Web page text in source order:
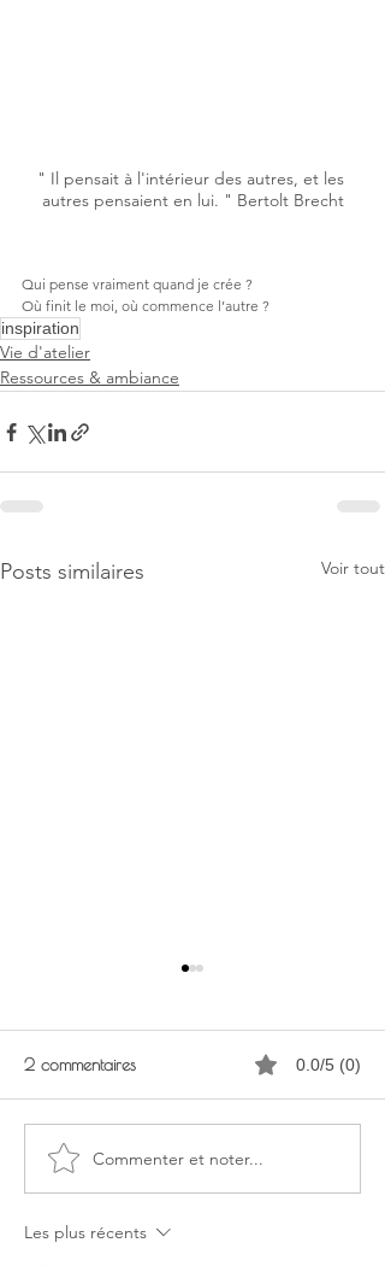
" Il pensait à l'intérieur des autres, et les
autres pensaient en lui. " Bertolt Brecht
Qui pense vraiment quand je crée ?
Où finit le moi, où commence l’autre ?
inspiration
Vie d'atelier
Ressources & ambiance
Posts similaires Voir tout
Les Plages du débarquement
sont inscrites au Patrimoine
2 commentaires 0.0/5 (0)
Commenter et noter...
Les plus récents